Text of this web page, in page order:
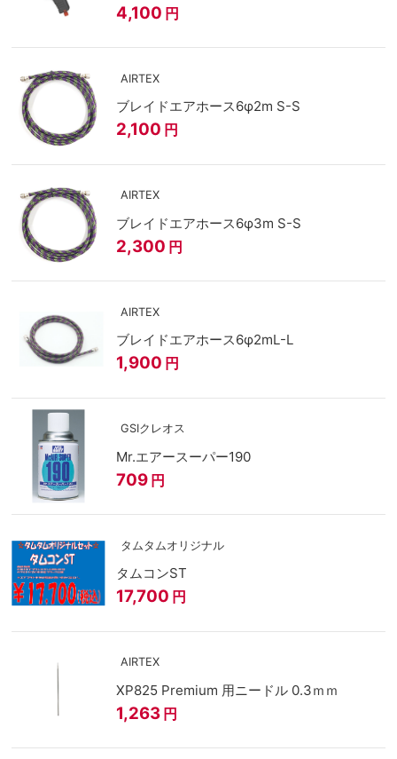
4,100 円
AIRTEX
ブレイドエアホース6φ2m S-S
2,100 円
AIRTEX
ブレイドエアホース6φ3m S-S
2,300 円
AIRTEX
ブレイドエアホース6φ2mL-L
1,900 円
GSIクレオス
Mr.エアースーパー190
709 円
タムタムオリジナル
タムコンST
17,700 円
AIRTEX
XP825 Premium 用ニードル 0.3ｍｍ
1,263 円